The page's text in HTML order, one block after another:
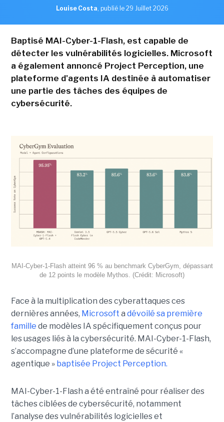
Louise Costa, publié le 29 Juillet 2026
Baptisé MAI-Cyber-1-Flash, est capable de
détecter les vulnérabilités logicielles. Microsoft
a également annoncé Project Perception, une
plateforme d'agents IA destinée à automatiser
une partie des tâches des équipes de
cybersécurité.
MAI-Cyber-1-Flash atteint 96 % au benchmark CyberGym, dépassant
de 12 points le modèle Mythos. (Crédit: Microsoft)
Face à la multiplication des cyberattaques ces
dernières années, Microsoft a dévoilé sa première
famille de modèles IA spécifiquement conçus pour
les usages liés à la cybersécurité. MAI-Cyber-1-Flash,
s’accompagne d’une plateforme de sécurité «
agentique » baptisée Project Perception.
MAI-Cyber-1-Flash a été entraîné pour réaliser des
tâches ciblées de cybersécurité, notamment
l’analyse des vulnérabilités logicielles et